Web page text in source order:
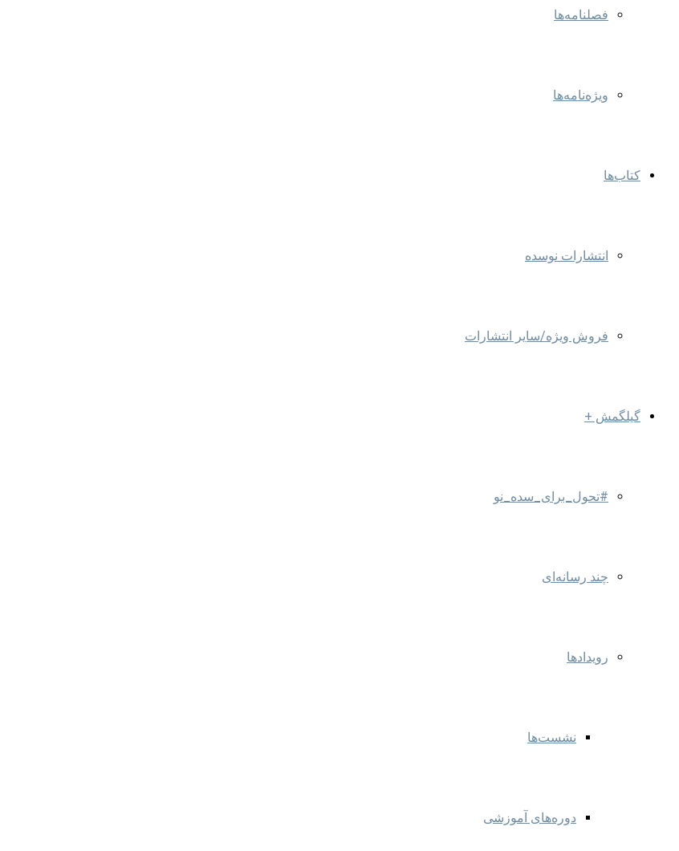
فصلنامه‌ها
ویژه‌نامه‌ها
کتاب‌ها
انتشارات نوسده
فروش ویژه/سایر انتشارات
گیلگمش +
#تحول_برای_سده_نو
چند رسانه‌ای
رویدادها
نشست‌ها
دوره‌های آموزشی